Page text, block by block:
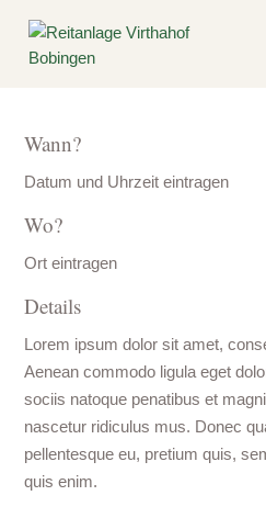
Wann?
Datum und Uhrzeit eintragen
Wo?
Ort eintragen
Details
Lorem ipsum dolor sit amet,
Aenean commodo ligula eget
sociis natoque penatibus et
nascetur ridiculus mus. Donec
pellentesque eu, pretium quis,
quis enim.